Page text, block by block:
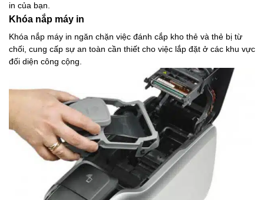
in của bạn.
Khóa nắp máy in
Khóa nắp máy in ngăn chặn việc đánh cắp kho thẻ và thẻ bị từ
chối, cung cấp sự an toàn cần thiết cho việc lắp đặt ở các khu vực
đối diện công cộng.